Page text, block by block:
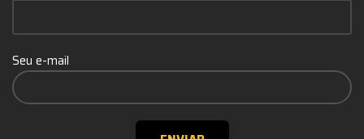
Seu e-mail